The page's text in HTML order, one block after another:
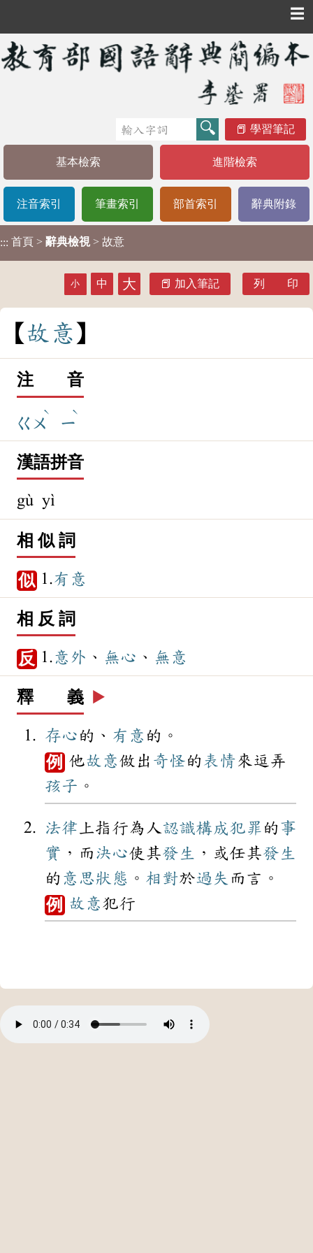
☰
學習筆記
基本檢索 進階檢索
注音索引 筆畫索引 部首索引 辭典附錄
::: 首頁 > 辭典檢視 > 故意
小 中 大 加入筆記 列 印
故 意
注 音
ㄍㄨ
ˋ
ㄧ
ˋ
漢語拼音
gù yì
相 似 詞
似 1.有意
相 反 詞
反 1.意外 、 無心 、 無意
釋 義 ▶️
存心 的、 有意 的。
例 他故意做出 奇怪的 表情來逗弄
孩子 。
法律 上指行為人認識構成犯罪 的 事
實 ，而 決心使其發生 ，或任其發生
的 意思狀態 。 相對於過失 而言。
例 故意犯行